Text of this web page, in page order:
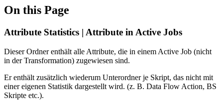
On this Page
Attribute Statistics | Attribute in Active Jobs
Dieser Ordner enthält alle Attribute, die in einem Active Job (nicht
in der Transformation) zugewiesen sind.
Er enthält zusätzlich wiederum Unterordner je Skript, das nicht mit
einer eigenen Statistik dargestellt wird. (z. B. Data Flow Action, BS
Skripte etc.).